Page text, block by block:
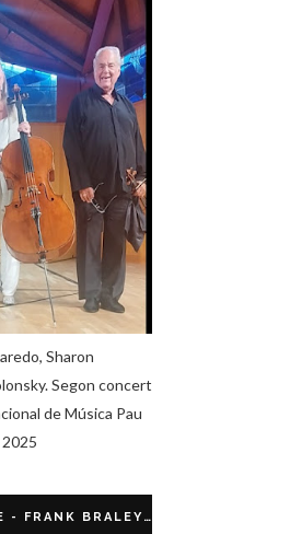
Sharon
Segon concert
de Música Pau
- FRANK BRALEY